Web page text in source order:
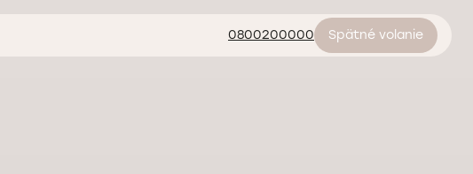
0800200000 Spätné volanie